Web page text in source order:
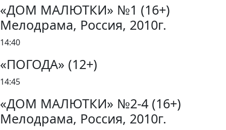
«ДОМ МАЛЮТКИ» №1 (16+)
Мелодрама, Россия, 2010г.
14:40
«ПОГОДА» (12+)
14:45
«ДОМ МАЛЮТКИ» №2-4 (16+)
Мелодрама, Россия, 2010г.